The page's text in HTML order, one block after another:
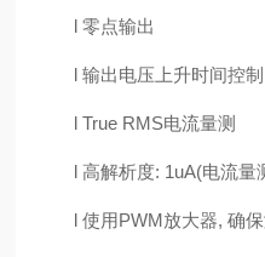
l零点输出
l输出电压上升时间控制
lTrue RMS电流量测
l高解析度: 1uA(电流量
l使用PWM放大器, 确